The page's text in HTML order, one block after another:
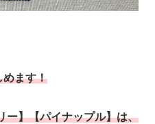
めます！
ー】【パイナップル】は、